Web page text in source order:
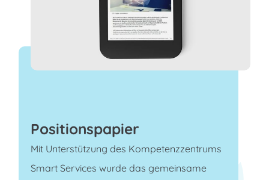
Positionspapier
Mit Unterstützung des Kompetenzzentrums
Smart Services wurde das gemeinsame